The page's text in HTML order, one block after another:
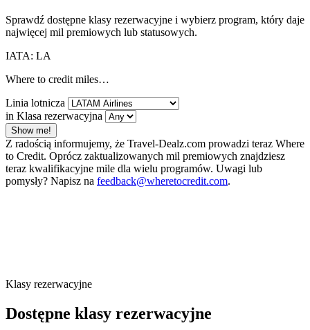
Sprawdź dostępne klasy rezerwacyjne i wybierz program, który daje
najwięcej mil premiowych lub statusowych.
IATA: LA
Where to credit miles…
Linia lotnicza
in Klasa rezerwacyjna
Show me!
Z radością informujemy, że Travel-Dealz.com prowadzi teraz Where
to Credit. Oprócz zaktualizowanych mil premiowych znajdziesz
teraz kwalifikacyjne mile dla wielu programów. Uwagi lub
pomysły? Napisz na feedback@wheretocredit.com.
Klasy rezerwacyjne
Dostępne klasy rezerwacyjne